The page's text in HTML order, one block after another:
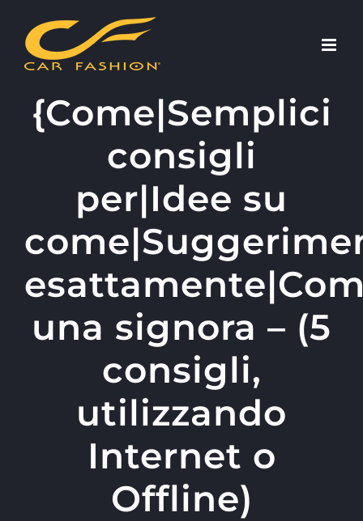
content
{Come|Semplici
consigli
per|Idee su
una signora – (5
consigli,
utilizzando
Internet o
Offline)